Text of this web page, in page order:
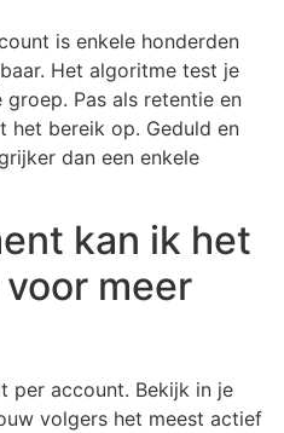
is enkele honderden
Het algoritme test je
Pas als retentie en
het bereik op. Geduld en
dan een enkele
kan ik het
meer
per account. Bekijk in je
volgers het meest actief